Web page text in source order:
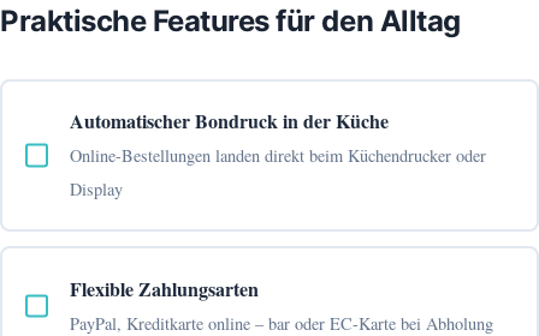
Praktische Features für den Alltag
Automatischer Bondruck in der Küche
Online-Bestellungen landen direkt beim Küchendrucker oder
Display
Flexible Zahlungsarten
PayPal, Kreditkarte online – bar oder EC-Karte bei Abholung